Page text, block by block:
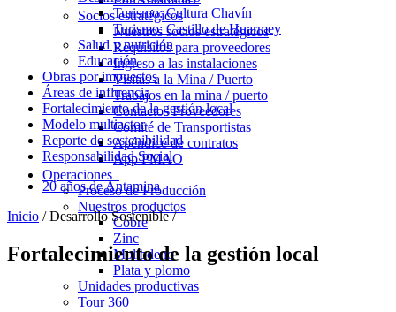
Socios estratégicos
Nuestros socios estratégicos
Requisitos para proveedores
Ingreso a las instalaciones
Visitas a la Mina / Puerto
Trabajos en la mina / puerto
Contactos Proveedores
Comité de Transportistas
Apéndice de contratos
App PMAO
Operaciones
Proceso de Producción
Nuestros productos
Cobre
Zinc
Molibdeno
Plata y plomo
Unidades productivas
Tour 360
Turismo: Cultura Chavín
Turismo: Castillo de Huarmey
Salud y nutrición
Educación
Obras por impuestos
Áreas de influencia
Fortalecimiento de la gestión local
Modelo multiactor
Reporte de sostenibilidad
Responsabilidad Social
20 años de Antamina
Inicio / Desarrollo Sostenible /
Fortalecimiento de la gestión local